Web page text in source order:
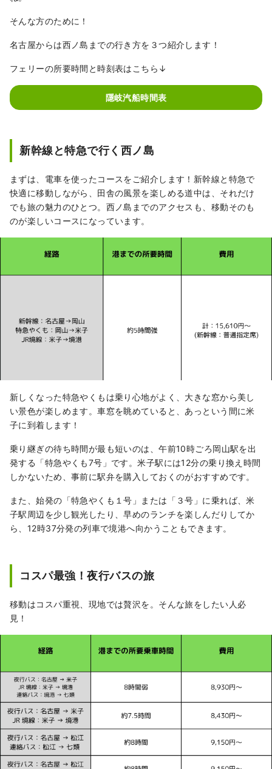
そんな方のために！
名古屋からは西ノ島までの行き方を３つ紹介します！
フェリーの所要時間と時刻表はこちら↓
隱岐汽船時間表
新幹線と特急で行く西ノ島
まずは、電車を使ったコースをご紹介します！新幹線と特急で
快適に移動しながら、田舎の風景を楽しめる道中は、それだけ
でも旅の魅力のひとつ。西ノ島までのアクセスも、移動そのも
のが楽しいコースになっています。
新しくなった特急やくもは乗り心地がよく、大きな窓から美し
い景色が楽しめます。車窓を眺めていると、あっという間に米
子に到着します！
乗り継ぎの待ち時間が最も短いのは、午前10時ごろ岡山駅を出
発する「特急やくも7号」です。米子駅には12分の乗り換え時間
しかないため、事前に駅弁を購入しておくのがおすすめです。
また、始発の「特急やくも１号」または「３号」に乗れば、米
子駅周辺を少し観光したり、早めのランチを楽しんだりしてか
ら、12時37分発の列車で境港へ向かうこともできます。
コスパ最強！夜行バスの旅
移動はコスパ重視、現地では贅沢を。そんな旅をしたい人必
見！